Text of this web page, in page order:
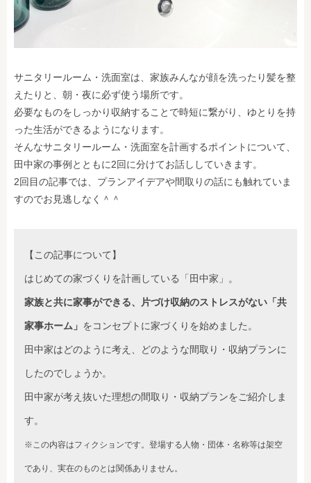
サニタリールーム・洗面室は、家族みんなが顔を洗ったり髪を整
えたりと、朝・夜に必ず使う場所です。
必要なものをしっかり収納することで時短に繋がり、ゆとりを持
った生活ができるようになります。
そんなサニタリールーム・洗面室を計画するポイントについて、
田中家の事例とともに2回に分けてお話ししていきます。
2回目の記事では、プランアイデアや間取りの話にも触れていま
すのでお見逃しなく＾＾
【この記事について】
はじめての家づくりを計画している「田中家」。
家族と共に家事ができる、片づけ収納のストレスがない「共
家事ホーム」 をコンセプトに家づくりを始めました。
田中家はどのように考え、どのような間取り・収納プランに
したのでしょうか。
田中家が考え抜いた理想の間取り・収納プランをご紹介しま
す。
※この内容はフィクションです。登場する人物・団体・名称等は架空
であり、実在のものとは関係ありません。